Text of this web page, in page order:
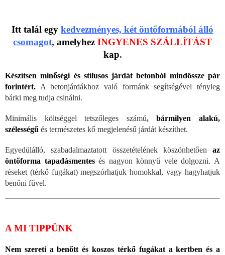
Itt talál egy kedvezményes, két öntőformából álló
csomagot, amelyhez INGYENES SZÁLLÍTÁST
kap.
Készítsen minőségi és stílusos járdát betonból mindössze pár
forintért. A betonjárdákhoz való formánk segítségével tényleg
bárki meg tudja csinálni.
Minimális költséggel tetszőleges számú,bármilyen alakú,
szélességű és természetes kő megjelenésű járdát készíthet.
Egyedülálló, szabadalmaztatott összetételének köszönhetően az
öntőforma tapadásmentesés nagyon könnyű vele dolgozni. A
réseket (térkő fugákat) megszórhatjuk homokkal, vagy hagyhatjuk
benőni fűvel.
A MI TIPPÜNK
Nem szereti a benőtt és koszos térkő fugákat a kertben és a